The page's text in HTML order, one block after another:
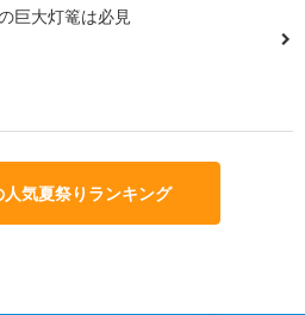
巨大灯篭は必見
気夏祭りランキング